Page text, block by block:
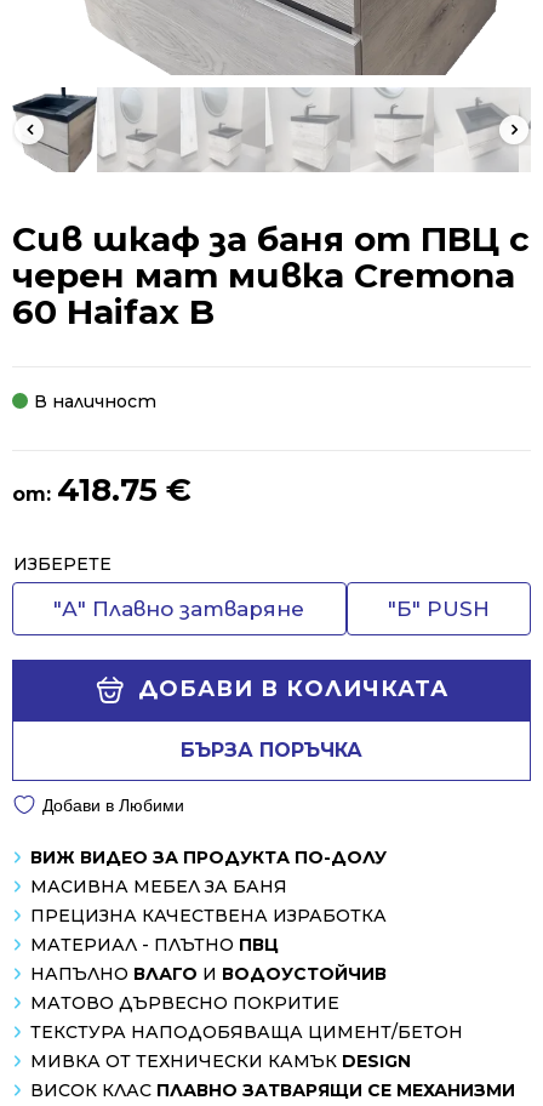
Сив шкаф за баня от ПВЦ с
черен мат мивка Cremona
60 Haifax B
В наличност
от: 418.75 €
ИЗБЕРЕТЕ
"А" Плавно затваряне "Б" PUSH
ДОБАВИ В КОЛИЧКАТА
БЪРЗА ПОРЪЧКА
Alternative:
Добави в Любими
ВИЖ ВИДЕО ЗА ПРОДУКТА ПО-ДОЛУ
МАСИВНА МЕБЕЛ ЗА БАНЯ
ПРЕЦИЗНА КАЧЕСТВЕНА ИЗРАБОТКА
МАТЕРИАЛ - ПЛЪТНО ПВЦ
НАПЪЛНО ВЛАГО И ВОДОУСТОЙЧИВ
МАТОВО ДЪРВЕСНО ПОКРИТИЕ
ТЕКСТУРА НАПОДОБЯВАЩА ЦИМЕНТ/БЕТОН
МИВКА ОТ ТЕХНИЧЕСКИ КАМЪК DESIGN
ВИСОК КЛАС ПЛАВНО ЗАТВАРЯЩИ СЕ МЕХАНИЗМИ